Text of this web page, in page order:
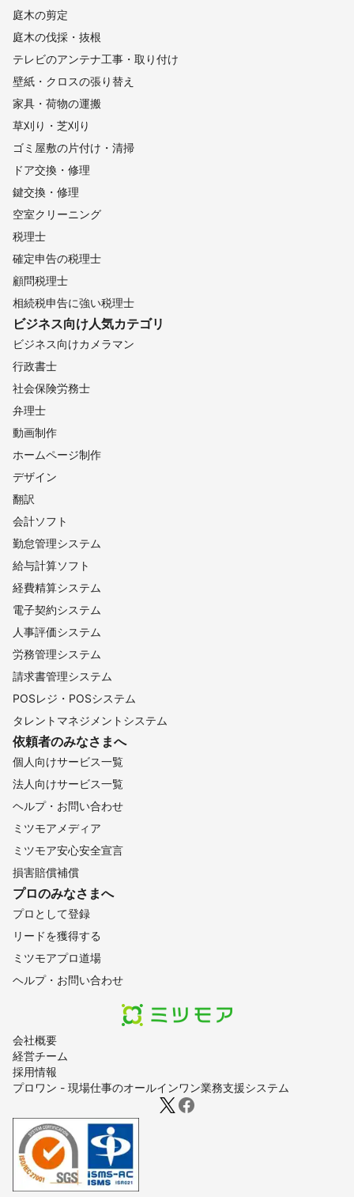
会社概要
経営チーム
採用情報
プロワン - 現場仕事のオールインワン業務支援システム
庭木の剪定
庭木の伐採・抜根
テレビのアンテナ工事・取り付け
壁紙・クロスの張り替え
家具・荷物の運搬
草刈り・芝刈り
ゴミ屋敷の片付け・清掃
ドア交換・修理
鍵交換・修理
空室クリーニング
税理士
確定申告の税理士
顧問税理士
相続税申告に強い税理士
ビジネス向け人気カテゴリ
ビジネス向けカメラマン
行政書士
社会保険労務士
弁理士
動画制作
ホームページ制作
デザイン
翻訳
会計ソフト
勤怠管理システム
給与計算ソフト
経費精算システム
電子契約システム
人事評価システム
労務管理システム
請求書管理システム
POSレジ・POSシステム
タレントマネジメントシステム
依頼者のみなさまへ
個人向けサービス一覧
法人向けサービス一覧
ヘルプ・お問い合わせ
ミツモアメディア
ミツモア安心安全宣言
損害賠償補償
プロのみなさまへ
プロとして登録
リードを獲得する
ミツモアプロ道場
ヘルプ・お問い合わせ